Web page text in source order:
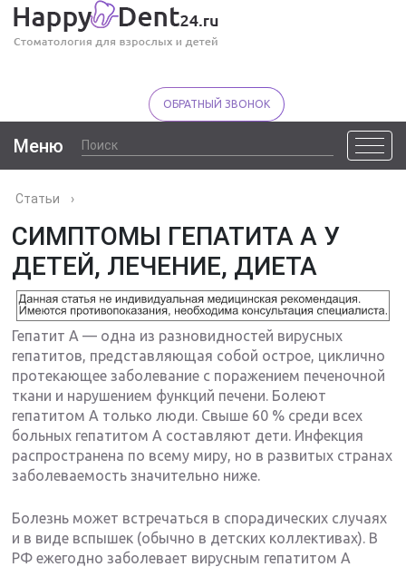
ОБРАТНЫЙ ЗВОНОК
Меню
Статьи ›
СИМПТОМЫ ГЕПАТИТА А У
ДЕТЕЙ, ЛЕЧЕНИЕ, ДИЕТА
Гепатит А — одна из разновидностей вирусных
гепатитов, представляющая собой острое, циклично
протекающее заболевание с поражением печеночной
ткани и нарушением функций печени. Болеют
гепатитом А только люди. Свыше 60 % среди всех
больных гепатитом А составляют дети. Инфекция
распространена по всему миру, но в развитых странах
заболеваемость значительно ниже.
Болезнь может встречаться в спорадических случаях
и в виде вспышек (обычно в детских коллективах). В
РФ ежегодно заболевает вирусным гепатитом А